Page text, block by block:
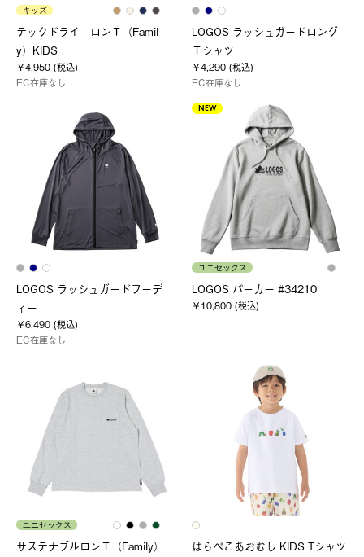
キッズ
テックドライ ロンＴ（Famil
y）KIDS
￥4,950 (税込)
EC在庫なし
LOGOS ラッシュガードロング
Ｔシャツ
￥4,290 (税込)
EC在庫なし
LOGOS ラッシュガードフーデ
ィー
￥6,490 (税込)
EC在庫なし
NEW
ユニセックス
LOGOS パーカー #34210
￥10,800 (税込)
ユニセックス
サステナブルロンＴ（Family） はらぺこあおむし KIDS Tシャツ